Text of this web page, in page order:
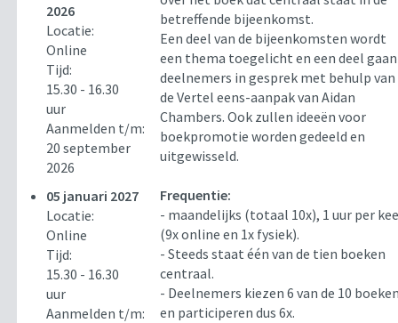
2026
Locatie:
Online
Tijd:
15.30 - 16.30
uur
Aanmelden t/m:
20 september
2026
05 januari 2027
Locatie:
Online
Tijd:
15.30 - 16.30
uur
Aanmelden t/m:
betreffende bijeenkomst.
Een deel van de bijeenkomsten wordt
een thema toegelicht en een deel gaan
deelnemers in gesprek met behulp van
de Vertel eens-aanpak van Aidan
Chambers. Ook zullen ideeën voor
boekpromotie worden gedeeld en
uitgewisseld.
Frequentie:
- maandelijks (totaal 10x), 1 uur per
(9x online en 1x fysiek).
- Steeds staat één van de tien boeken
centraal.
- Deelnemers kiezen 6 van de 10
en participeren dus 6x.